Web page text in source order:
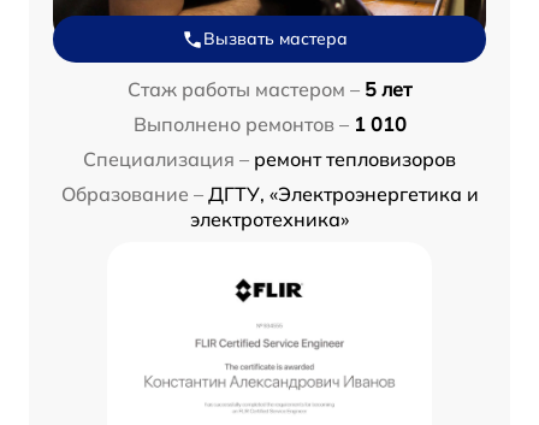
Вызвать мастера
Стаж работы мастером – 5 лет
Выполнено ремонтов – 1 010
Специализация – ремонт тепловизоров
Образование – ДГТУ, «Электроэнергетика и
электротехника»